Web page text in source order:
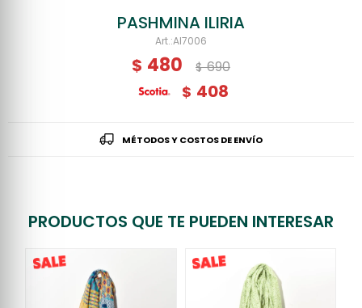
PASHMINA ILIRIA
AI7006
$ 480 $ 690
$ 408
MÉTODOS Y COSTOS DE ENVÍO
PRODUCTOS QUE TE PUEDEN INTERESAR